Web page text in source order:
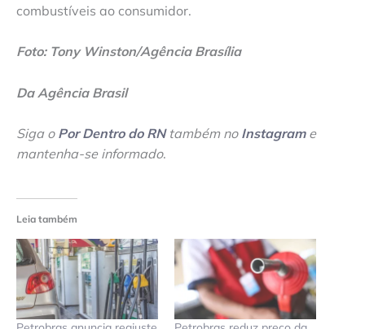
combustíveis ao consumidor.
Foto: Tony Winston/Agência Brasília
Da Agência Brasil
Siga o Por Dentro do RNtambém no Instagrame
mantenha-se informado.
Leia também